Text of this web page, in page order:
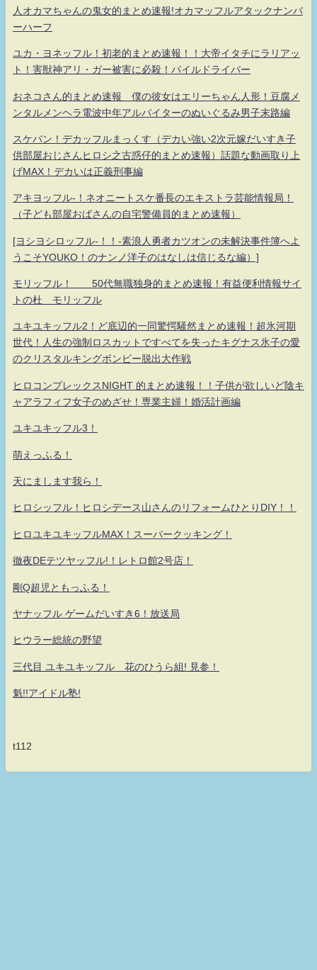
人オカマちゃんの鬼女的まとめ速報!オカマッフルアタックナンバ
ーハーフ
ユカ・ヨネッフル！初老的まとめ速報！！大帝イタチにラリアッ
ト！害獣神アリ・ガー被害に必殺！パイルドライバー
おネコさん的まとめ速報 僕の彼女はエリーちゃん人形！豆腐メ
ンタルメンヘラ電波中年アルバイターのぬいぐるみ男子末路編
スケバン！デカッフルまっくす（デカい強い2次元嫁だいすき子
供部屋おじさんヒロシ之古惑仔的まとめ速報）話題な動画取り上
げMAX！デカいは正義刑事編
アキヨッフル-！ネオニートスケ番長のエキストラ芸能情報局！
（子ども部屋おばさんの自宅警備員的まとめ速報）
[ヨシヨシロッフル-！！-素浪人勇者カツオンの未解決事件簿へよ
うこそYOUKO！のナンノ洋子のはなしは信じるな編）]
モリッフル！ 50代無職独身的まとめ速報！有益便利情報サイ
トの杜 モリッフル
ユキユキッフル2！ど底辺的一同驚愕騒然まとめ速報！超氷河期
世代！人生の強制ロスカットですべてを失ったキグナス氷子の愛
のクリスタルキングボンビー脱出大作戦
ヒロコンプレックスNIGHT 的まとめ速報！！子供が欲しいど陰キ
ャアラフィフ女子のめざせ！専業主婦！婚活計画編
ユキユキッフル3！
萌えっふる！
天にまします我ら！
ヒロシッフル！ヒロシデース山さんのリフォームひとりDIY！！
ヒロユキユキッフルMAX！スーパークッキング！
徹夜DEテツヤッフル!！レトロ館2号店！
剛Q超児ともっふる！
ヤナッフル ゲームだいすき6！放送局
ヒウラー総統の野望
三代目 ユキユキッフル 花のひうら組! 見参！
魁!!アイドル塾!
t112